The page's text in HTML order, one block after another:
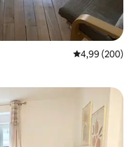
4,99 ud af 5 i
4,99 (200)